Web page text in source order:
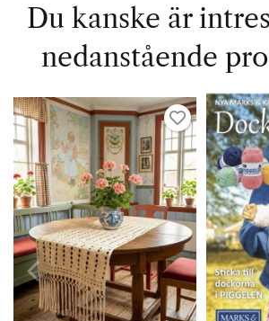
Du kanske är
nedanstående